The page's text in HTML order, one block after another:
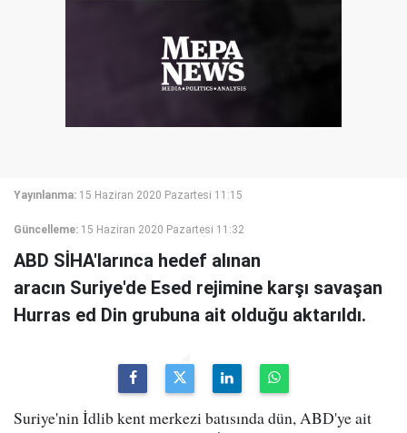
Yayınlanma: 15 Haziran 2020 Pazartesi 11:15
Güncelleme: 15 Haziran 2020 Pazartesi 11:32
ABD SİHA'larınca hedef alınan
aracın Suriye'de Esed rejimine karşı savaşan
Hurras ed Din grubuna ait olduğu aktarıldı.
Suriye'nin İdlib kent merkezi batısında dün, ABD'ye ait